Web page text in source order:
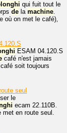
qui fuit tout le
de la machine.
où on met le café),
ESAM 04.120.S
café n'est jamais
café soit toujours
seul
le
ecam 22.110B.
met en route seul.